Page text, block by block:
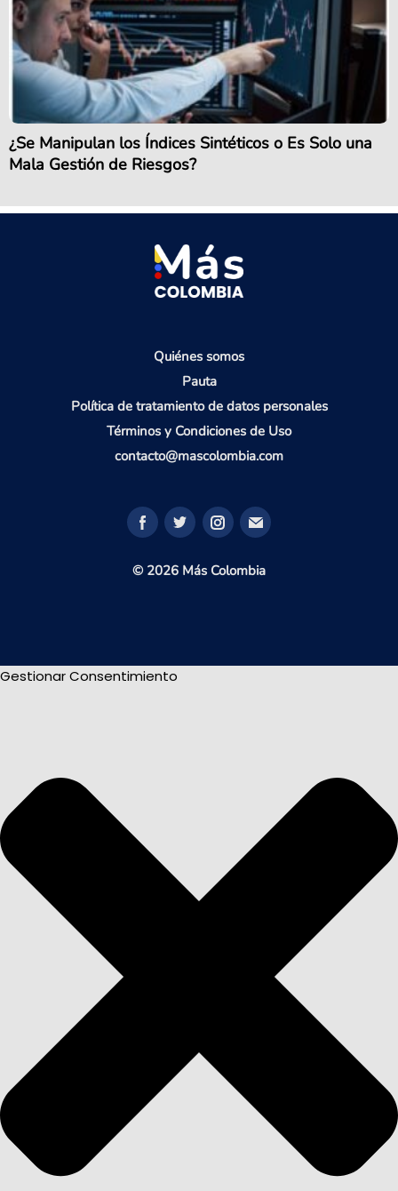
¿Se Manipulan los Índices Sintéticos o Es Solo una
Mala Gestión de Riesgos?
Quiénes somos
Pauta
Política de tratamiento de datos personales
Términos y Condiciones de Uso
contacto@mascolombia.com
© 2026 Más Colombia
Gestionar Consentimiento